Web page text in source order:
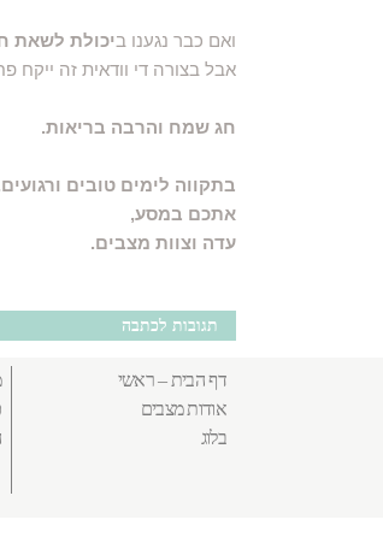
ואם כבר נגענו ביכולת לשאת
​​אבל בצורה די וודאית זה ייקח פחות מ
חג שמח והרבה בריאות.
בתקווה לימים טובים
אתכם במסע,
​​עדה וצוות מצבים.
תגובות לכתבה
דף הבית – ראשי
אודות מצבים
בלוג